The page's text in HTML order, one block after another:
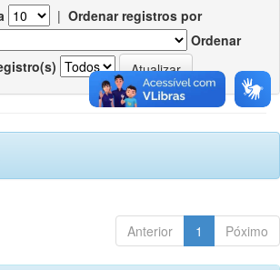
| Ordenar registros por
Ordenar
Anterior 1 Póximo